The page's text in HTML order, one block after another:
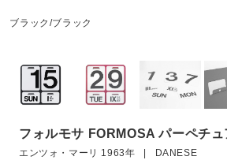
ブラック/ブラック
フォルモサ FORMOSA パーペチ
エンツォ・マーリ 1963年 | DANESE